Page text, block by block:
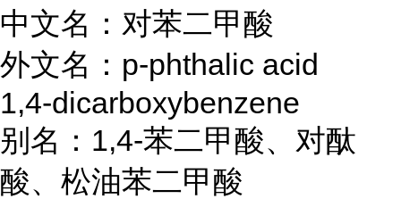
中文名：对苯二甲酸
外文名：p-phthalic acid
1,4-dicarboxybenzene
别名：1,4-苯二甲酸、对酞
酸、松油苯二甲酸